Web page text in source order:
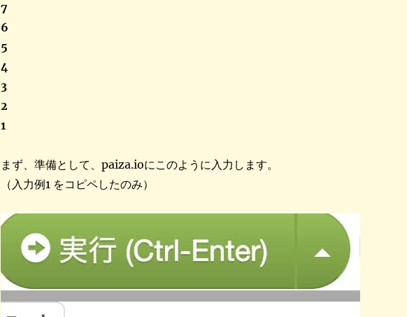
7
6
5
4
3
2
1
まず、準備として、paiza.ioにこのように入力します。
（入力例1 をコピペしたのみ）